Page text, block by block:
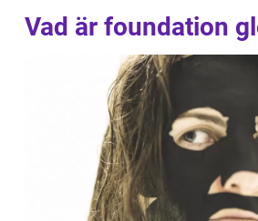
Vad är foundation